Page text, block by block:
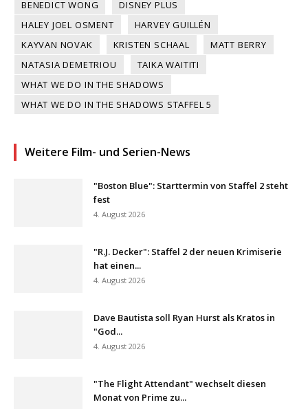
BENEDICT WONG
DISNEY PLUS
HALEY JOEL OSMENT
HARVEY GUILLÉN
KAYVAN NOVAK
KRISTEN SCHAAL
MATT BERRY
NATASIA DEMETRIOU
TAIKA WAITITI
WHAT WE DO IN THE SHADOWS
WHAT WE DO IN THE SHADOWS STAFFEL 5
Weitere Film- und Serien-News
"Boston Blue": Starttermin von Staffel 2 steht
fest
4. August 2026
"R.J. Decker": Staffel 2 der neuen Krimiserie
hat einen...
4. August 2026
Dave Bautista soll Ryan Hurst als Kratos in
"God...
4. August 2026
"The Flight Attendant" wechselt diesen
Monat von Prime zu...